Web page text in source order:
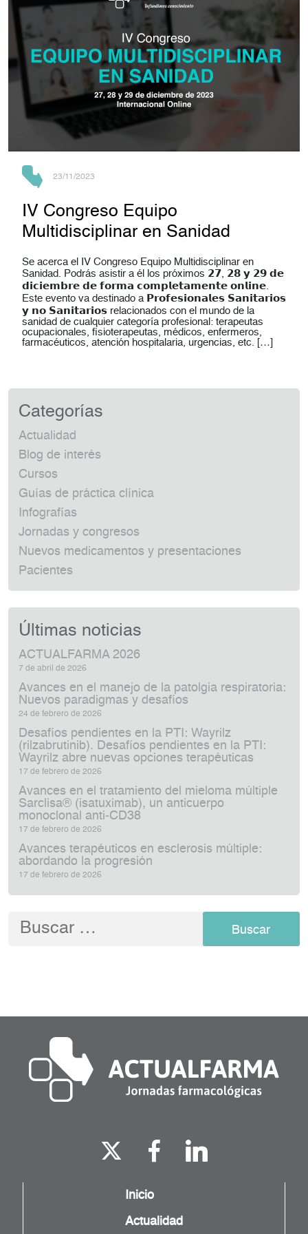
23/11/2023
IV Congreso Equipo
Multidisciplinar en Sanidad
Se acerca el IV Congreso Equipo Multidisciplinar en
Sanidad. Podrás asistir a él los próximos 𝟮𝟳, 𝟮𝟴 𝘆 𝟮𝟵 𝗱𝗲
𝗱𝗶𝗰𝗶𝗲𝗺𝗯𝗿𝗲 𝗱𝗲 𝗳𝗼𝗿𝗺𝗮 𝗰𝗼𝗺𝗽𝗹𝗲𝘁𝗮𝗺𝗲𝗻𝘁𝗲 𝗼𝗻𝗹𝗶𝗻𝗲.
Este evento va destinado a 𝗣𝗿𝗼𝗳𝗲𝘀𝗶𝗼𝗻𝗮𝗹𝗲𝘀 𝗦𝗮𝗻𝗶𝘁𝗮𝗿𝗶𝗼𝘀
𝘆 𝗻𝗼 𝗦𝗮𝗻𝗶𝘁𝗮𝗿𝗶𝗼𝘀 relacionados con el mundo de la
sanidad de cualquier categoría profesional: terapeutas
ocupacionales, fisioterapeutas, médicos, enfermeros,
farmacéuticos, atención hospitalaria, urgencias, etc. […]
Categorías
Actualidad
Blog de interés
Cursos
Guías de práctica clínica
Infografías
Jornadas y congresos
Nuevos medicamentos y presentaciones
Pacientes
Últimas noticias
ACTUALFARMA 2026
7 de abril de 2026
Avances en el manejo de la patolgia respiratoria:
Nuevos paradigmas y desafíos
24 de febrero de 2026
Desafíos pendientes en la PTI: Wayrilz
(rilzabrutinib). Desafíos pendientes en la PTI:
Wayrilz abre nuevas opciones terapéuticas
17 de febrero de 2026
Avances en el tratamiento del mieloma múltiple
Sarclisa® (isatuximab), un anticuerpo
monoclonal anti‑CD38
17 de febrero de 2026
Avances terapéuticos en esclerosis múltiple:
abordando la progresión
17 de febrero de 2026
Buscar:
Inicio
Actualidad